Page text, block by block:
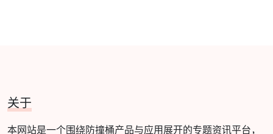
关于
本网站是一个围绕防撞桶产品与应用展开的专题资讯平台，